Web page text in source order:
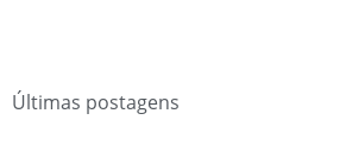
Últimas postagens